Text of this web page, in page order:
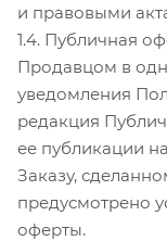
и правовыми
1.4. Публичная
Продавцом в
уведомления
редакция
ее публикации
Заказу,
предусмотрено
оферты.